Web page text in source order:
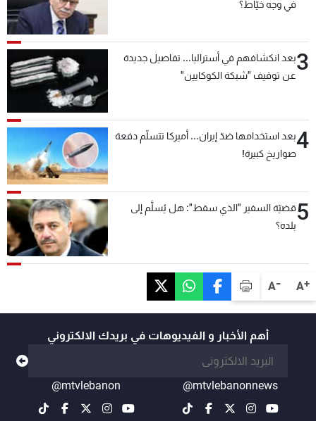
A+
A-
في وجه خيّاط؟
3بعد انكشافهم في أستراليا... تفاصيل جديدة
عن توقيف "شبكة الكوكايين"
4بعد استخدامها ضدّ إيران... أميركا تتسلّم دفعة
صواريخ كبيرة!
5قضيّة السفير "الذي سقط": هل يُسلَّم إلى
بلده؟
أهم الأخبار و الفيديوهات في بريدك الالكتروني
@mtvlebanonnews
@mtvlebanon